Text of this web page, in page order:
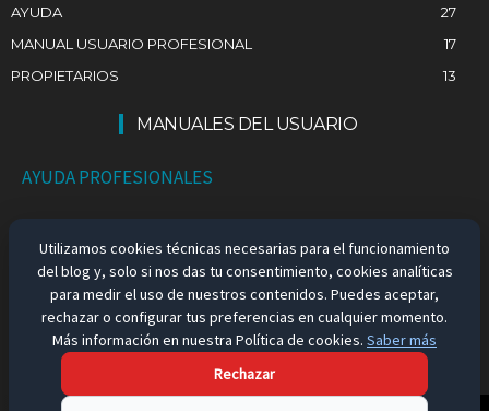
AYUDA
27
MANUAL USUARIO PROFESIONAL
17
PROPIETARIOS
13
MANUALES DEL USUARIO
AYUDA PROFESIONALES
EMPLEO EN ESPAÑA
Aviso Legal
Utilizamos cookies técnicas necesarias para el funcionamiento
del blog y, solo si nos das tu consentimiento, cookies analíticas
para medir el uso de nuestros contenidos. Puedes aceptar,
rechazar o configurar tus preferencias en cualquier momento.
Más información en nuestra Política de cookies. Saber más
Rechazar